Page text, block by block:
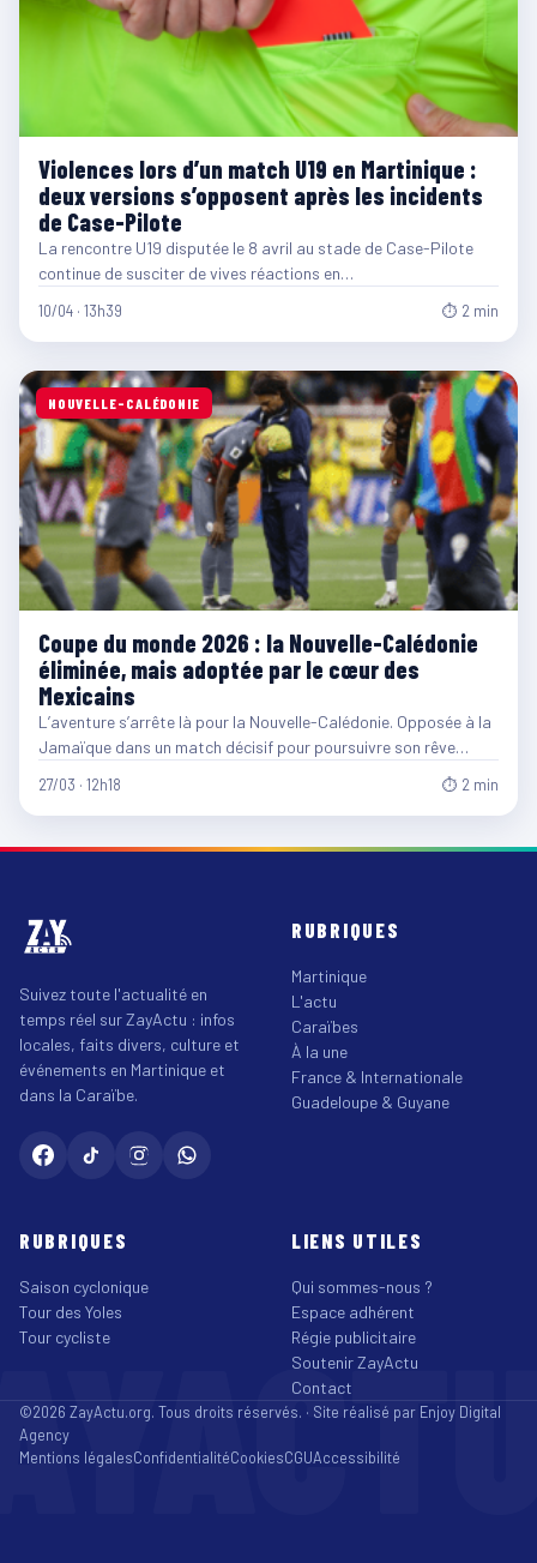
Violences lors d’un match U19 en Martinique :
deux versions s’opposent après les incidents
de Case-Pilote
La rencontre U19 disputée le 8 avril au stade de Case-Pilote
continue de susciter de vives réactions en…
10/04 · 13h39 ⏱ 2 min
NOUVELLE-CALÉDONIE
Coupe du monde 2026 : la Nouvelle-Calédonie
éliminée, mais adoptée par le cœur des
Mexicains
L’aventure s’arrête là pour la Nouvelle-Calédonie. Opposée à la
Jamaïque dans un match décisif pour poursuivre son rêve…
27/03 · 12h18 ⏱ 2 min
Suivez toute l'actualité en
temps réel sur ZayActu : infos
locales, faits divers, culture et
événements en Martinique et
dans la Caraïbe.
RUBRIQUES
Martinique
L'actu
Caraïbes
À la une
France & Internationale
Guadeloupe & Guyane
RUBRIQUES
Saison cyclonique
Tour des Yoles
Tour cycliste
LIENS UTILES
Qui sommes-nous ?
Espace adhérent
Régie publicitaire
Soutenir ZayActu
Contact
©2026 ZayActu.org. Tous droits réservés. · Site réalisé par Enjoy Digital
Agency
Mentions légalesConfidentialitéCookiesCGUAccessibilité